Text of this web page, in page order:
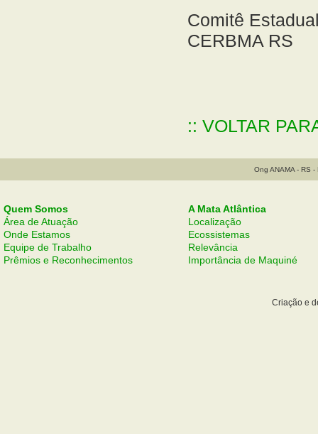
Comitê
CERBMA RS
:: VOLTAR
Ong ANAMA - RS
Quem Somos
Área de Atuação
Onde Estamos
Equipe de Trabalho
Prêmios e Reconhecimentos
A Mata Atlântica
Localização
Ecossistemas
Relevância
Importância de Maquiné
Criação e